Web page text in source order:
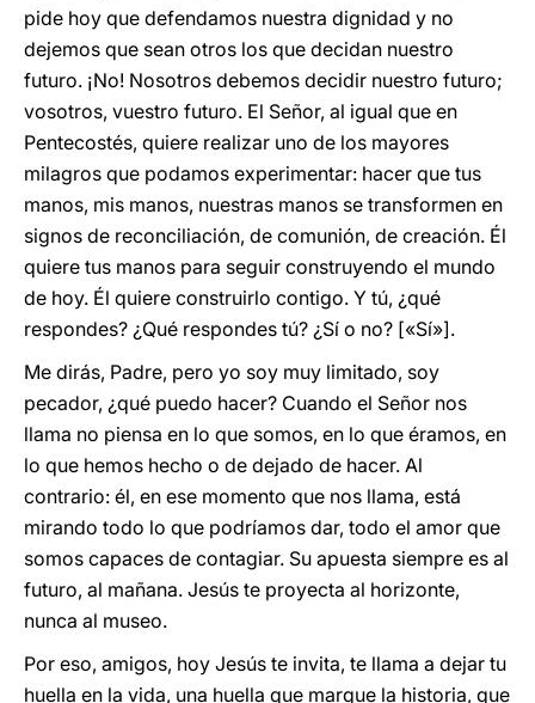
pide hoy que defendamos nuestra dignidad y no
dejemos que sean otros los que decidan nuestro
futuro. ¡No! Nosotros debemos decidir nuestro futuro;
vosotros, vuestro futuro. El Señor, al igual que en
Pentecostés, quiere realizar uno de los mayores
milagros que podamos experimentar: hacer que tus
manos, mis manos, nuestras manos se transformen en
signos de reconciliación, de comunión, de creación. Él
quiere tus manos para seguir construyendo el mundo
de hoy. Él quiere construirlo contigo. Y tú, ¿qué
respondes? ¿Qué respondes tú? ¿Sí o no? [«Sí»].
Me dirás, Padre, pero yo soy muy limitado, soy
pecador, ¿qué puedo hacer? Cuando el Señor nos
llama no piensa en lo que somos, en lo que éramos, en
lo que hemos hecho o de dejado de hacer. Al
contrario: él, en ese momento que nos llama, está
mirando todo lo que podríamos dar, todo el amor que
somos capaces de contagiar. Su apuesta siempre es al
futuro, al mañana. Jesús te proyecta al horizonte,
nunca al museo.
Por eso, amigos, hoy Jesús te invita, te llama a dejar tu
huella en la vida, una huella que marque la historia, que